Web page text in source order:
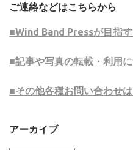
ご連絡などはこちらから
■Wind Band Pressが目指
■記事や写真の転載・利用
■その他各種お問い合わせ
アーカイブ